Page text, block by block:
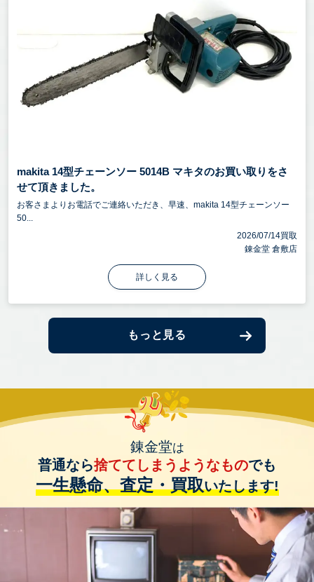
makita 14型チェーンソー 5014B マキタのお買い取りをさ
せて頂きました。
お客さまよりお電話でご連絡いただき、早速、makita 14型チェーンソー
50...
2026/07/14買取
錬金堂 倉敷店
詳しく見る
もっと見る
錬金堂は
普通なら捨ててしまうようなものでも
一生懸命、査定・買取いたします!